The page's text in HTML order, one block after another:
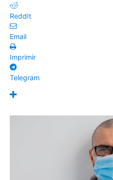
ReddIt
Email
Imprimir
Telegram